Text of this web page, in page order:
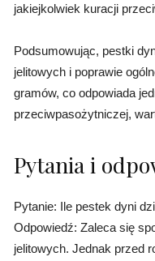
jakiejkolwiek kuracji
Podsumowując, pestki
jelitowych i poprawie
gramów, co odpowiada
przeciwpasożytniczej,
Pytania i
Pytanie: Ile pestek dyni
Odpowiedź: Zaleca się
jelitowych. Jednak przed